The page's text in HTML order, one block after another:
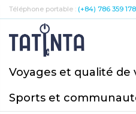
Téléphone portable : (+84) 786 359 178
Voyages et qualité de
Sports et